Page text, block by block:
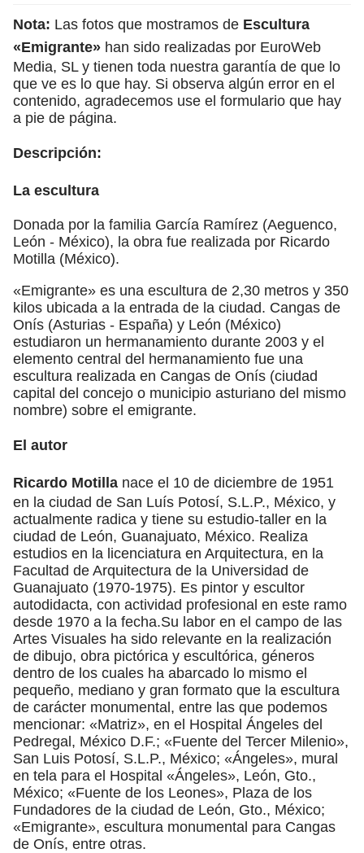
Nota: Las fotos que mostramos de Escultura
«Emigrante» han sido realizadas por EuroWeb
Media, SL y tienen toda nuestra garantía de que lo
que ve es lo que hay. Si observa algún error en el
contenido, agradecemos use el formulario que hay
a pie de página.
Descripción:
La escultura
Donada por la familia García Ramírez (Aeguenco,
León - México), la obra fue realizada por Ricardo
Motilla (México).
«Emigrante» es una escultura de 2,30 metros y 350
kilos ubicada a la entrada de la ciudad. Cangas de
Onís (Asturias - España) y León (México)
estudiaron un hermanamiento durante 2003 y el
elemento central del hermanamiento fue una
escultura realizada en Cangas de Onís (ciudad
capital del concejo o municipio asturiano del mismo
nombre) sobre el emigrante.
El autor
Ricardo Motilla nace el 10 de diciembre de 1951
en la ciudad de San Luís Potosí, S.L.P., México, y
actualmente radica y tiene su estudio-taller en la
ciudad de León, Guanajuato, México. Realiza
estudios en la licenciatura en Arquitectura, en la
Facultad de Arquitectura de la Universidad de
Guanajuato (1970-1975). Es pintor y escultor
autodidacta, con actividad profesional en este ramo
desde 1970 a la fecha.Su labor en el campo de las
Artes Visuales ha sido relevante en la realización
de dibujo, obra pictórica y escultórica, géneros
dentro de los cuales ha abarcado lo mismo el
pequeño, mediano y gran formato que la escultura
de carácter monumental, entre las que podemos
mencionar: «Matriz», en el Hospital Ángeles del
Pedregal, México D.F.; «Fuente del Tercer Milenio»,
San Luis Potosí, S.L.P., México; «Ángeles», mural
en tela para el Hospital «Ángeles», León, Gto.,
México; «Fuente de los Leones», Plaza de los
Fundadores de la ciudad de León, Gto., México;
«Emigrante», escultura monumental para Cangas
de Onís, entre otras.